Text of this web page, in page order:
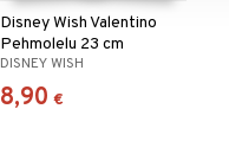
Disney Wish Valentino
Pehmolelu 23 cm
DISNEY WISH
8,90 €